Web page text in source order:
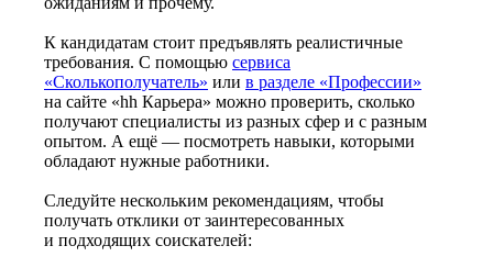
К кандидатам стоит предъявлять реалистичные
требования. С помощью сервиса
«Сколькополучатель» или в разделе «Профессии»
на сайте «hh Карьера» можно проверить, сколько
получают специалисты из разных сфер и с разным
опытом. А ещё — посмотреть навыки, которыми
обладают нужные работники.
Следуйте нескольким рекомендациям, чтобы
получать отклики от заинтересованных
и подходящих соискателей: